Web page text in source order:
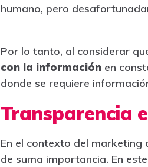
humano, pero
Por lo tanto, al considerar
con la informaciónen
donde se requiere
Transparencia
En el contexto del
de suma importancia. En